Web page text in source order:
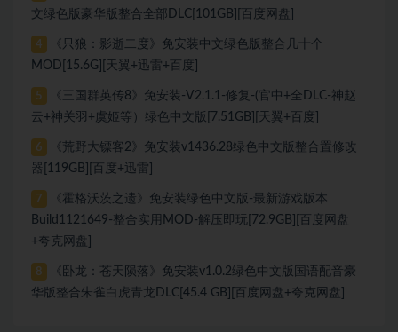
文绿色版豪华版整合全部DLC[101GB][百度网盘]
4
《只狼：影逝二度》免安装中文绿色版整合几十个
MOD[15.6G][天翼+迅雷+百度]
5
《三国群英传8》免安装-V2.1.1-修复-(官中+全DLC-神赵
云+神关羽+虞姬等）绿色中文版[7.51GB][天翼+百度]
6
《荒野大镖客2》免安装v1436.28绿色中文版整合置修改
器[119GB][百度+迅雷]
7
《霍格沃茨之遗》免安装绿色中文版-最新游戏版本
Build1121649-整合实用MOD-解压即玩[72.9GB][百度网盘
+夸克网盘]
8
《卧龙：苍天陨落》免安装v1.0.2绿色中文版国语配音豪
华版整合朱雀白虎青龙DLC[45.4 GB][百度网盘+夸克网盘]